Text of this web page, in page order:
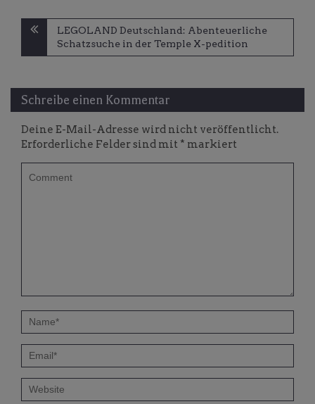
Beitragsnavigation
LEGOLAND Deutschland: Abenteuerliche
Schatzsuche in der Temple X-pedition
Schreibe einen Kommentar
Deine E-Mail-Adresse wird nicht veröffentlicht.
Erforderliche Felder sind mit * markiert